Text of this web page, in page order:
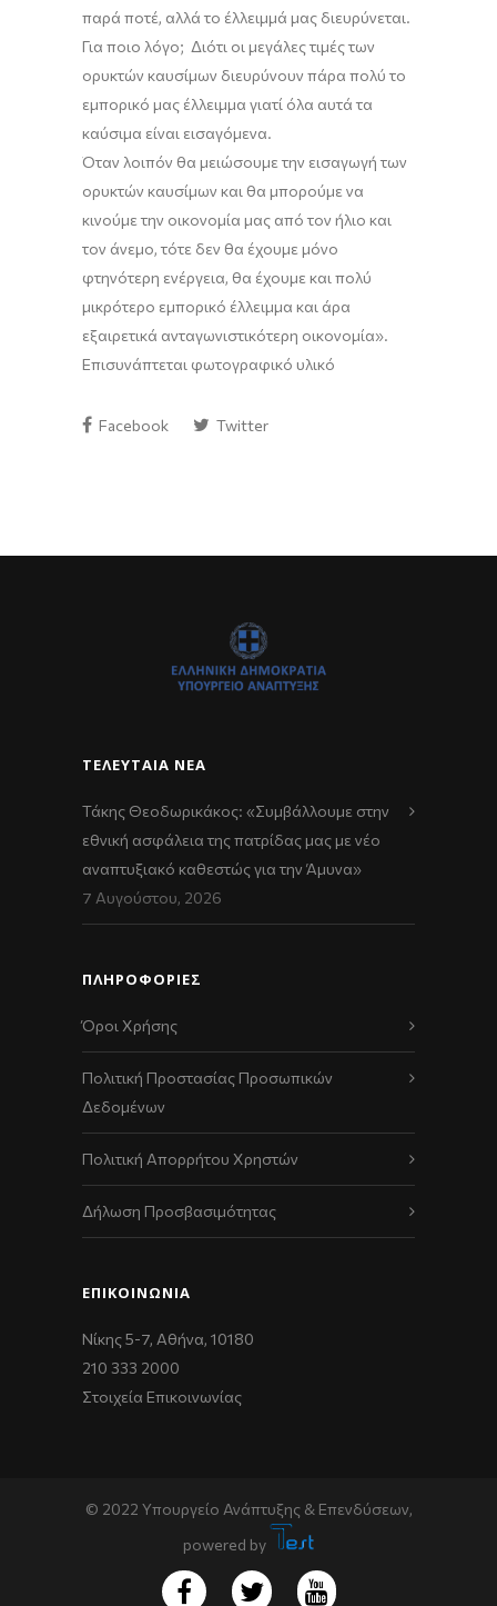
παρά ποτέ, αλλά το έλλειμμά μας διευρύνεται.
Για ποιο λόγο; Διότι οι μεγάλες τιμές των
ορυκτών καυσίμων διευρύνουν πάρα πολύ το
εμπορικό μας έλλειμμα γιατί όλα αυτά τα
καύσιμα είναι εισαγόμενα.
Όταν λοιπόν θα μειώσουμε την εισαγωγή των
ορυκτών καυσίμων και θα μπορούμε να
κινούμε την οικονομία μας από τον ήλιο και
τον άνεμο, τότε δεν θα έχουμε μόνο
φτηνότερη ενέργεια, θα έχουμε και πολύ
μικρότερο εμπορικό έλλειμμα και άρα
εξαιρετικά ανταγωνιστικότερη οικονομία».
Επισυνάπτεται φωτογραφικό υλικό
Facebook Twitter
ΤΕΛΕΥΤΑΊΑ ΝΈΑ
Τάκης Θεοδωρικάκος: «Συμβάλλουμε στην
εθνική ασφάλεια της πατρίδας μας με νέο
αναπτυξιακό καθεστώς για την Άμυνα»
7 Αυγούστου, 2026
ΠΛΗΡΟΦΟΡΙΕΣ
Όροι Χρήσης
Πολιτική Προστασίας Προσωπικών
Δεδομένων
Πολιτική Απορρήτου Χρηστών
Δήλωση Προσβασιμότητας
ΕΠΙΚΟΙΝΩΝΊΑ
Νίκης 5-7, Αθήνα, 10180
210 333 2000
Στοιχεία Επικοινωνίας
© 2022 Υπουργείο Ανάπτυξης & Επενδύσεων,
powered by